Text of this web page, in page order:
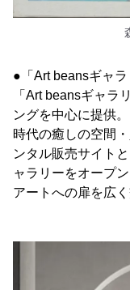
●「Art beansギャ
「Art beansギャラ
ングを中心に提供
時代の癒しの空間
ンタル販売サイト
ャラリーをオープ
アートへの扉を広